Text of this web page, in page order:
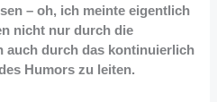
– oh, ich meinte eigentlich
nicht nur durch die
auch durch das kontinuierlich
Humors zu leiten.